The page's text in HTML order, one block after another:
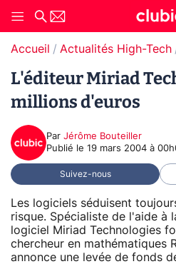
Accueil Actualités High-Tech
L'éditeur Miriad
millions d'euros
Par Jérôme Bouteiller
Publié le 19 mars 2004 à
Suivez-nous
Les logiciels séduisent
risque. Spécialiste de l'aide à
logiciel Miriad Technologies
chercheur en mathématiques
annonce une levée de fonds